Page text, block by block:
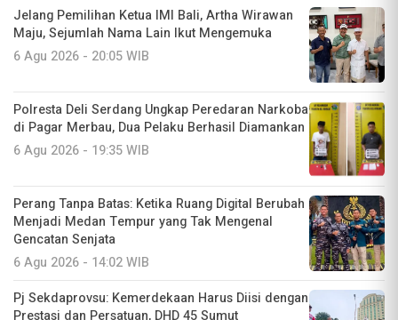
Jelang Pemilihan Ketua IMI Bali, Artha Wirawan
Maju, Sejumlah Nama Lain Ikut Mengemuka
6 Agu 2026 - 20:05 WIB
Polresta Deli Serdang Ungkap Peredaran Narkoba
di Pagar Merbau, Dua Pelaku Berhasil Diamankan
6 Agu 2026 - 19:35 WIB
Perang Tanpa Batas: Ketika Ruang Digital Berubah
Menjadi Medan Tempur yang Tak Mengenal
Gencatan Senjata
6 Agu 2026 - 14:02 WIB
Pj Sekdaprovsu: Kemerdekaan Harus Diisi dengan